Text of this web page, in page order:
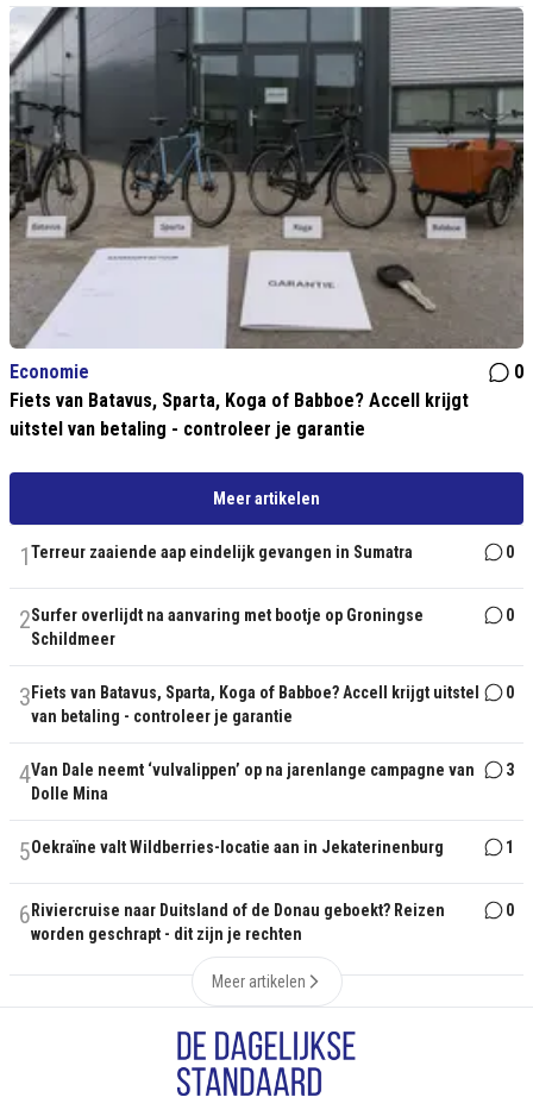
Economie
0
Fiets van Batavus, Sparta, Koga of Babboe? Accell krijgt
uitstel van betaling - controleer je garantie
Meer artikelen
1Terreur zaaiende aap eindelijk gevangen in Sumatra 0
2Surfer overlijdt na aanvaring met bootje op Groningse
Schildmeer
0
3 Fiets van Batavus, Sparta, Koga of Babboe? Accell krijgt uitstel
van betaling - controleer je garantie
0
4Van Dale neemt ‘vulvalippen’ op na jarenlange campagne van
Dolle Mina
3
5Oekraïne valt Wildberries-locatie aan in Jekaterinenburg 1
6 Riviercruise naar Duitsland of de Donau geboekt? Reizen
worden geschrapt - dit zijn je rechten
0
Meer artikelen